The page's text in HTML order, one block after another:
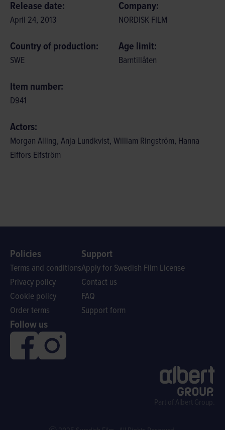
Release date:
April 24, 2013
Company:
NORDISK FILM
Country of production:
SWE
Age limit:
Barntillåten
Item number:
D941
Actors:
Morgan Alling, Anja Lundkvist, William Ringström, Hanna
Elffors Elfström
Policies
Terms and conditions
Privacy policy
Cookie policy
Order terms
Support
Apply for Swedish Film License
Contact us
FAQ
Support form
Follow us
Part of Albert Group.